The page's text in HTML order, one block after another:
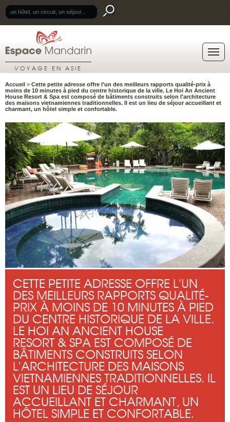
VOYAGE EN ASIE
Accueil > Cette petite adresse offre l'un des meilleurs rapports qualité-prix à
moins de 10 minutes à pied du centre historique de la ville. Le Hoi An Ancient
House Resort & Spa est composé de bâtiments construits selon l'architecture
des maisons vietnamiennes traditionnelles. Il est un lieu de séjour accueillant et
charmant, un hôtel simple et confortable.
CETTE PETITE ADRESSE OFFRE L'UN
DES MEILLEURS RAPPORTS QUALITÉ-
PRIX À MOINS DE 10 MINUTES À PIED
DU CENTRE HISTORIQUE DE LA VILLE.
LE HOI AN ANCIENT HOUSE
RESORT & SPA EST COMPOSÉ DE
BÂTIMENTS CONSTRUITS SELON
L'ARCHITECTURE DES MAISONS
VIETNAMIENNES TRADITIONNELLES. IL
EST UN LIEU DE SÉJOUR
ACCUEILLANT ET CHARMANT, UN
HÔTEL SIMPLE ET CONFORTABLE.